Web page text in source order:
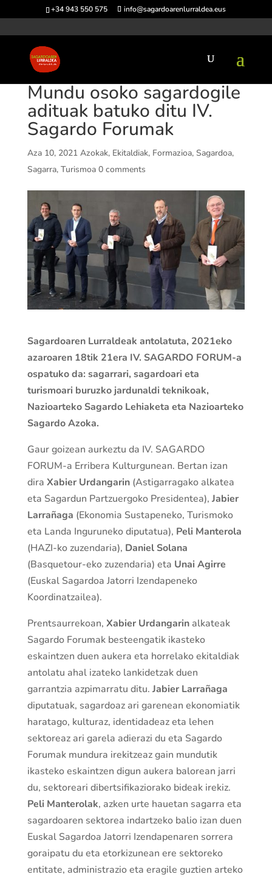
+34 943 550 575 info@sagardoarenlurraldea.eus
Mundu osoko sagardogile
adituak batuko ditu IV.
Sagardo Forumak
Aza 10, 2021 Azokak, Ekitaldiak, Formazioa, Sagardoa,
Sagarra, Turismoa 0 comments
Sagardoaren Lurraldeak antolatuta, 2021eko
azaroaren 18tik 21era IV. SAGARDO FORUM-a
ospatuko da: sagarrari, sagardoari eta
turismoari buruzko jardunaldi teknikoak,
Nazioarteko Sagardo Lehiaketa eta Nazioarteko
Sagardo Azoka.
Gaur goizean aurkeztu da IV. SAGARDO
FORUM-a Erribera Kulturgunean. Bertan izan
dira Xabier Urdangarin (Astigarragako alkatea
eta Sagardun Partzuergoko Presidentea), Jabier
Larrañaga (Ekonomia Sustapeneko, Turismoko
eta Landa Inguruneko diputatua), Peli Manterola
(HAZI-ko zuzendaria), Daniel Solana
(Basquetour-eko zuzendaria) eta Unai Agirre
(Euskal Sagardoa Jatorri Izendapeneko
Koordinatzailea).
Prentsaurrekoan, Xabier Urdangarinalkateak
Sagardo Forumak besteengatik ikasteko
eskaintzen duen aukera eta horrelako ekitaldiak
antolatu ahal izateko lankidetzak duen
garrantzia azpimarratu ditu. Jabier Larrañaga
diputatuak, sagardoaz ari garenean ekonomiatik
haratago, kulturaz, identidadeaz eta lehen
sektoreaz ari garela adierazi du eta Sagardo
Forumak mundura irekitzeaz gain mundutik
ikasteko eskaintzen digun aukera balorean jarri
du, sektoreari dibertsifikaziorako bideak irekiz.
Peli Manterolak, azken urte hauetan sagarra eta
sagardoaren sektorea indartzeko balio izan duen
Euskal Sagardoa Jatorri Izendapenaren sorrera
goraipatu du eta etorkizunean ere sektoreko
entitate, administrazio eta eragile guztien arteko